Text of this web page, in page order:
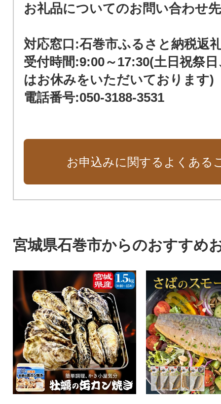
お礼品についてのお問い合わせ先
対応窓口:石巻市ふるさと納税返
受付時間:9:00～17:30(土日祝祭
はお休みをいただいております)
電話番号:050-3188-3531
お申込みに関するよくある
宮城県石巻市からのおすすめ